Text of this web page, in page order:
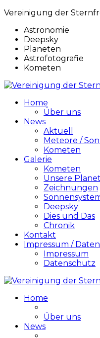
Vereinigung der
Astronomie
Deepsky
Planeten
Astrofotografie
Kometen
Home
Über uns
News
Aktuell
Meteore /
Kometen
Galerie
Kometen
Unsere
Zeichnungen
Deepsky
Dies und Das
Chronik
Kontakt
Impressum /
Impressum
Datenschutz
Home
Über uns
News